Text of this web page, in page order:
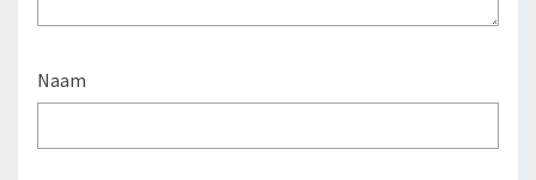
Naam